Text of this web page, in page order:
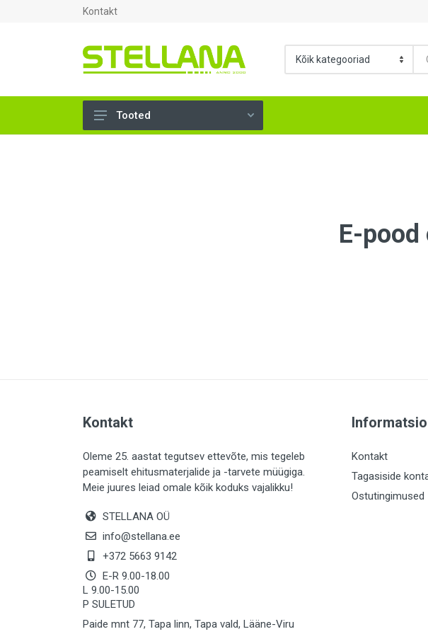
Kontakt
LIISTUD (183)
KIVID (31)
KATTED (133)
MAALRITARBED (1028)
SOOJUSTUS (15)
KEEMIA (221)
TÖÖRIIDED (117)
SAUN (8)
Tooted
E-
Kontakt
Oleme 25. aastat tegutsev ettevõte, mis tegeleb
peamiselt ehitusmaterjalide ja -tarvete müügiga.
Meie juures leiad omale kõik koduks vajalikku!
STELLANA OÜ
info@stellana.ee
+372 5663 9142
E-R 9.00-18.00
L 9.00-15.00
P SULETUD
Paide mnt 77, Tapa linn, Tapa vald, Lääne-Viru
Kontakt
Tagasiside
Ostutingimused